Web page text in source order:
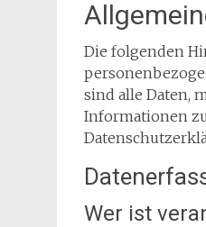
Die folgenden
sind alle Daten,
Informationen
Wer ist